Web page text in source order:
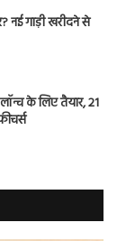
नई गाड़ी खरीदने से
के लिए तैयार, 21